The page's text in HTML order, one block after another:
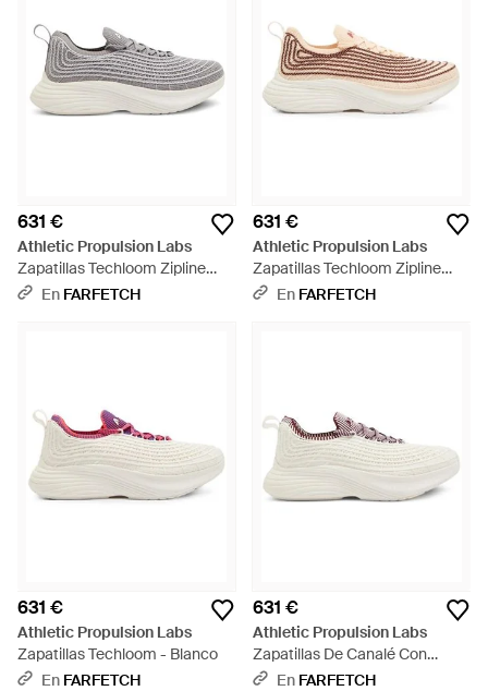
631 €
Athletic Propulsion Labs
Zapatillas Techloom Zipline
Con Cordones - Blanco
En FARFETCH
631 €
Athletic Propulsion Labs
Zapatillas Techloom Zipline
Con Cordones - Blanco
En FARFETCH
631 €
Athletic Propulsion Labs
Zapatillas Techloom - Blanco
En FARFETCH
631 €
Athletic Propulsion Labs
Zapatillas De Canalé Con
Cordones - Blanco
En FARFETCH